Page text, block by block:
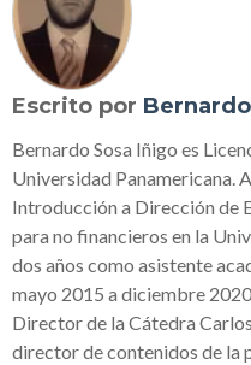
Escrito por
Bernardo Sosa Iñigo es
Universidad Panamericana.
Introducción a Dirección de
para no financieros en la
dos años como asistente
mayo 2015 a diciembre
Director de la Cátedra
director de contenidos de la